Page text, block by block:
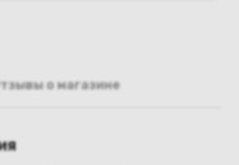
о магазине